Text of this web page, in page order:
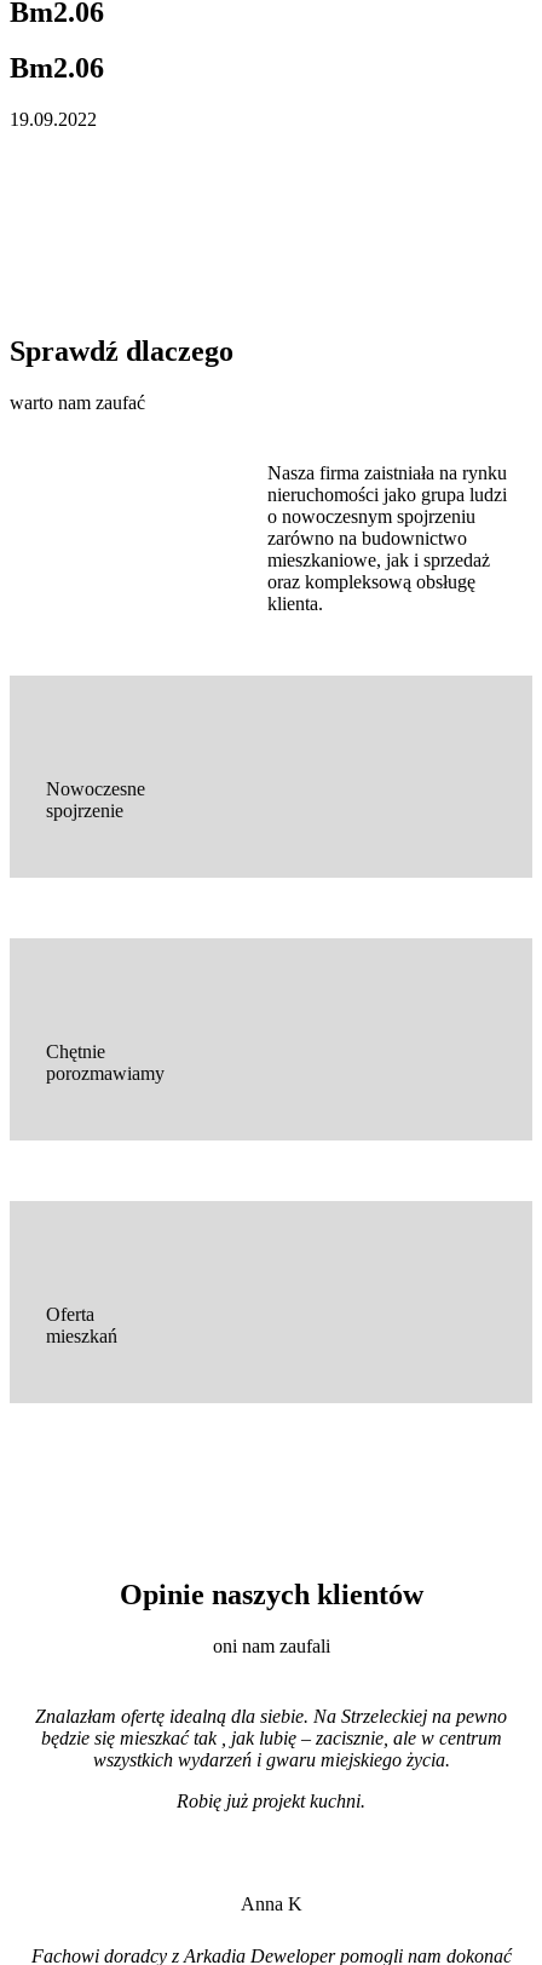
Bm2.06
Bm2.06
19.09.2022
Sprawdź dlaczego
warto nam zaufać
Nasza firma zaistniała na rynku
nieruchomości jako grupa ludzi
o nowoczesnym spojrzeniu
zarówno na budownictwo
mieszkaniowe, jak i sprzedaż
oraz kompleksową obsługę
klienta.
Nowoczesne
spojrzenie
Chętnie
porozmawiamy
Oferta
mieszkań
Opinie naszych klientów
oni nam zaufali
Znalazłam ofertę idealną dla siebie. Na Strzeleckiej na pewno
będzie się mieszkać tak , jak lubię – zacisznie, ale w centrum
wszystkich wydarzeń i gwaru miejskiego życia.
Robię już projekt kuchni.
Anna K
Fachowi doradcy z Arkadia Deweloper pomogli nam dokonać